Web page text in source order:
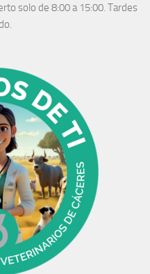
solo de 8:00 a 15:00. Tardes